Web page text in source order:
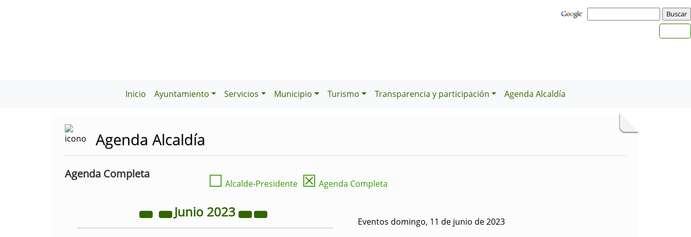
Inicio Ayuntamiento Servicios Municipio Turismo Transparencia y participación Agenda Alcaldía
Agenda Alcaldía
Agenda Completa ☐ Alcalde-Presidente ☒ Agenda Completa
Junio 2023
Eventos domingo, 11 de junio de 2023